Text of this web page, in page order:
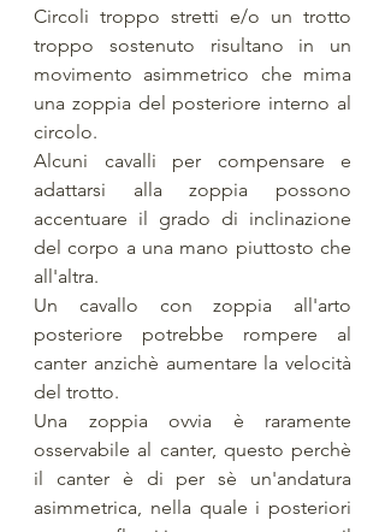
Circoli troppo stretti e/o un trotto
troppo sostenuto risultano in un
movimento asimmetrico che mima
una zoppia del posteriore interno al
circolo.
Alcuni cavalli per compensare e
adattarsi alla zoppia possono
accentuare il grado di inclinazione
del corpo a una mano piuttosto che
all'altra.
Un cavallo con zoppia all'arto
posteriore potrebbe rompere al
canter anzichè aumentare la velocità
del trotto.
Una zoppia ovvia è raramente
osservabile al canter, questo perchè
il canter è di per sè un'andatura
asimmetrica, nella quale i posteriori